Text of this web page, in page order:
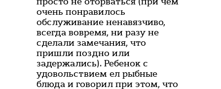
очень понравилось
обслуживание ненавязчиво,
всегда вовремя, ни разу не
сделали замечания, что
пришли поздно или
задержались). Ребенок с
удовольствием ел рыбные
блюда и говорил при этом, что